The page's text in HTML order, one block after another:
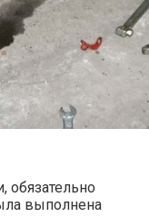
обязательно
выполнена